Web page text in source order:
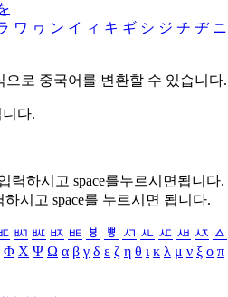
ワ ヮ ン イ ィ キ ギ シ ジ チ ヂ ニ
으로 중국어를 변환할 수 있습니다.
다.
력하시고 space를누르시면됩니다.
하시고 space를 누르시면 됩니다.
ㅴ ㅵ ㅶ ㅷ ㅸ ㅹ ㅺ ㅻ ㅼ ㅽ ㅾ ㅿ
Φ Χ Ψ Ω α β γ δ ε ζ η θ ι κ λ μ ν ξ ο π